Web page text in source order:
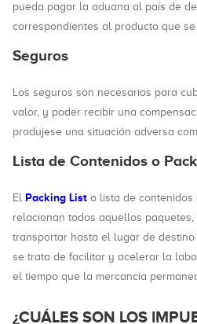
pueda pagar la aduana al país de
correspondientes al producto que
Seguros
Los seguros son necesarios para
valor, y poder recibir una
produjese una situación adversa
Lista de Contenidos o
El Packing List o lista de contenidos
relacionan todos aquellos
transportar hasta el lugar de
se trata de facilitar y acelerar la
el tiempo que la mercancía
¿CUÁLES SON LOS